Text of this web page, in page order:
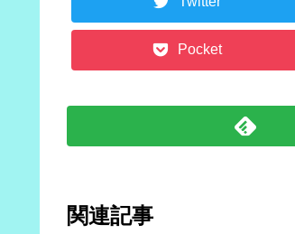
Pocket
関連記事